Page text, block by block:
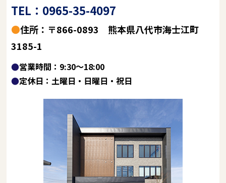
TEL：0965-35-4097
●住所：〒866-0893 熊本県八代市海士江町
3185-1
●営業時間：9:30～18:00
●定休日：土曜日・日曜日・祝日